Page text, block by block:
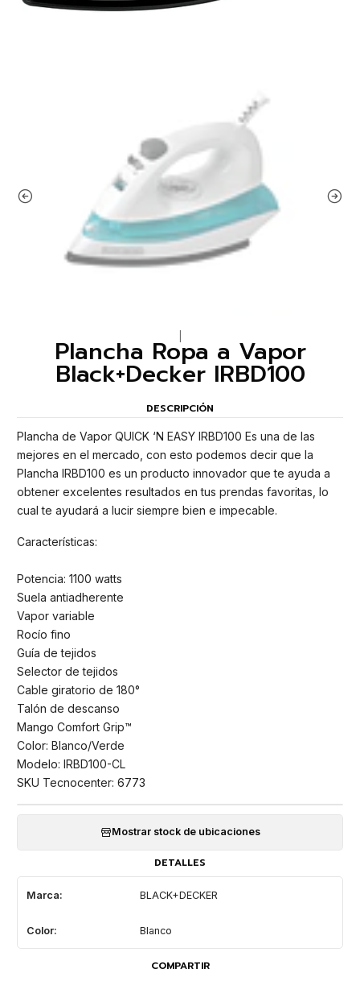
Plancha Ropa a Vapor
Black+Decker IRBD100
DESCRIPCIÓN
Plancha de Vapor QUICK ‘N EASY IRBD100 Es una de las
mejores en el mercado, con esto podemos decir que la
Plancha IRBD100 es un producto innovador que te ayuda a
obtener excelentes resultados en tus prendas favoritas, lo
cual te ayudará a lucir siempre bien e impecable.
Características:
Potencia: 1100 watts
Suela antiadherente
Vapor variable
Rocío fino
Guía de tejidos
Selector de tejidos
Cable giratorio de 180°
Talón de descanso
Mango Comfort Grip™
Color: Blanco/Verde
Modelo: IRBD100-CL
SKU Tecnocenter: 6773
Mostrar stock de ubicaciones
DETALLES
Marca: BLACK+DECKER
Color: Blanco
COMPARTIR